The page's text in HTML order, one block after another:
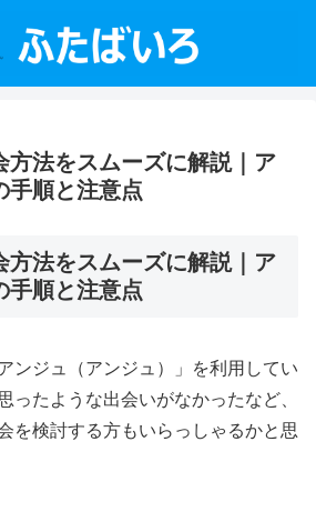
方法をスムーズに解説｜ア
手順と注意点
方法をスムーズに解説｜ア
手順と注意点
ンジュ（アンジュ）」を利用してい
ったような出会いがなかったなど、
を検討する方もいらっしゃるかと思